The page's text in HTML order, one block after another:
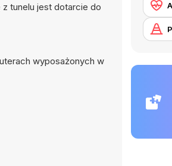
tunelu jest dotarcie do
wyposażonych w